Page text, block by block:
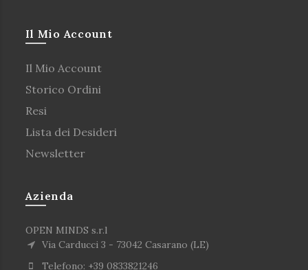
Il Mio Account
Il Mio Account
Storico Ordini
Resi
Lista dei Desideri
Newsletter
Azienda
OPEN MINDS s.r.l
Via Carducci 3 - 73042 Casarano (LE)
Telefono: +39 0833821246